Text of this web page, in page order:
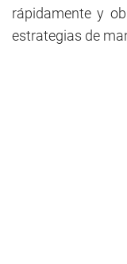
rápidamente y
estrategias de